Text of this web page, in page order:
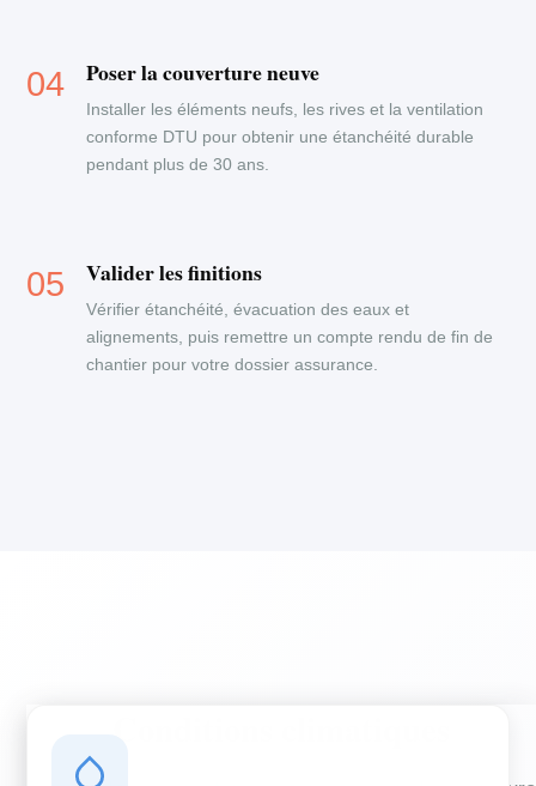
Poser la couverture neuve
Installer les éléments neufs, les rives et la ventilation
conforme DTU pour obtenir une étanchéité durable
pendant plus de 30 ans.
Valider les finitions
Vérifier étanchéité, évacuation des eaux et
alignements, puis remettre un compte rendu de fin de
chantier pour votre dossier assurance.